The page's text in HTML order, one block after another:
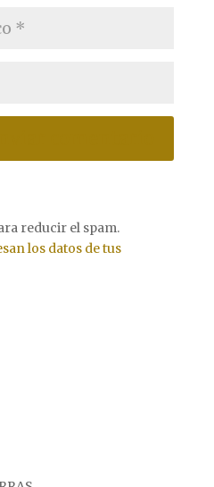
reducir el spam.
los datos de tus